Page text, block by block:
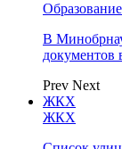
Образование
В
документов
Prev Next
ЖКХ
ЖКХ